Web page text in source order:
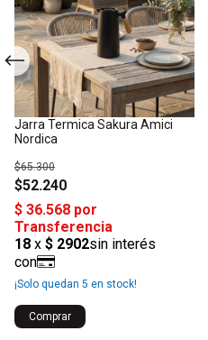
Jarra Termica Sakura Amici
Nordica
$52.240
$65.300
¡Solo quedan 5 en stock!
Comprar